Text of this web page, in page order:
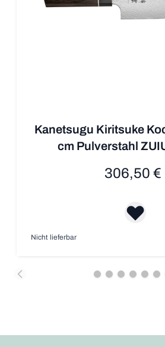
Kanetsugu Kiritsuke
cm Pulverstahl
306,50 €
Nicht lieferbar